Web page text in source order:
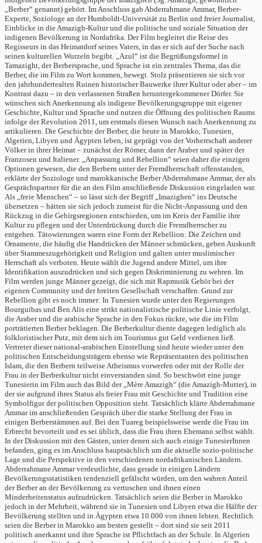
„Berber“ genannt) gehört. Im Anschluss gab Abderrahmane Ammar, Berber-
Experte, Soziologe an der Humboldt-Universität zu Berlin und freier Journalist,
Einblicke in die Amazigh-Kultur und die politische und soziale Situation der
indigenen Bevölkerung in Nordafrika. Der Film begleitet die Reise des
Regisseurs in das Heimatdorf seines Vaters, in das er sich auf der Suche nach
seinen kulturellen Wurzeln begibt. „Azul“ ist die Begrüßungsformel in
Tamazight, der Berbersprache, und Sprache ist ein zentrales Thema, das die
Berber, die im Film zu Wort kommen, bewegt. Stolz präsentieren sie sich vor
den jahrhundertealten Ruinen historischer Bauwerke ihrer Kultur oder aber – im
Kontrast dazu – in den verlassenen Straßen heruntergekommener Dörfer. Sie
wünschen sich Anerkennung als indigene Bevölkerungsgruppe mit eigener
Geschichte, Kultur und Sprache und nutzen die Öffnung des politischen Raums
infolge der Revolution 2011, um erstmals diesen Wunsch nach Anerkennung zu
artikulieren. Die Geschichte der Berber, die heute in Marokko, Tunesien,
Algerien, Libyen und Ägypten leben, ist geprägt von der Vorherrschaft anderer
Völker in ihrer Heimat – zunächst der Römer, dann der Araber und später der
Franzosen und Italiener. „Anpassung und Rebellion“ seien daher die einzigen
Optionen gewesen, die den Berbern unter der Fremdherrschaft offenstanden,
erklärte der Soziologe und marokkanische Berber Abderrahmane Ammar, der als
Gesprächspartner für die an den Film anschließende Diskussion eingeladen war.
Als „freie Menschen“ – so lässt sich der Begriff „Imazighen“ ins Deutsche
übersetzen – hätten sie sich jedoch zumeist für die Nicht-Anpassung und den
Rückzug in die Gebirgsregionen entschieden, um im Kreis der Familie ihre
Kultur zu pflegen und der Unterdrückung durch die Fremdherrscher zu
entgehen. Tätowierungen waren eine Form der Rebellion: Die Zeichen und
Ornamente, die häufig die Handrücken der Männer schmücken, geben Auskunft
über Stammeszugehörigkeit und Religion und galten unter muslimischer
Herrschaft als verboten. Heute wählt die Jugend andere Mittel, um ihre
Identifikation auszudrücken und sich gegen Diskriminierung zu wehren. Im
Film werden junge Männer gezeigt, die sich mit Rapmusik Gehör bei der
eigenen Community und der breiten Gesellschaft verschaffen. Grund zur
Rebellion gibt es noch immer: In Tunesien wurde unter den Regierungen
Bourguibas und Ben Alis eine strikt nationalistische politische Linie verfolgt,
die Araber und die arabische Sprache in den Fokus rückte, wie die im Film
porträtierten Berber beklagen. Die Berberkultur diente dagegen lediglich als
folkloristischer Putz, mit dem sich im Tourismus gut Geld verdienen ließ.
Vertreter dieser national-arabischen Einstellung sind heute wieder unter den
politischen Entscheidungsträgern ebenso wie Repräsentanten des politischen
Islam, die den Berbern teilweise Atheismus vorwerfen oder mit der Rolle der
Frau in der Berberkultur nicht einverstanden sind. So beschwört eine junge
Tunesierin im Film auch das Bild der „Mère Amazigh“ (die Amazigh-Mutter), in
der sie aufgrund ihres Status als freier Frau mit Geschichte und Tradition eine
Symbolfigur der politischen Opposition sieht. Tatsächlich klärte Abderrahmane
Ammar im anschließenden Gespräch über die starke Stellung der Frau in
einigen Berberstämmen auf. Bei den Tuareg beispielsweise werde die Frau im
Erbrecht bevorteilt und es sei üblich, dass die Frau ihren Ehemann selbst wählt.
In der Diskussion mit den Gästen, unter denen sich auch einige TunesierInnen
befanden, ging es im Anschluss hauptsächlich um die aktuelle sozio-politische
Lage und die Perspektive in den verschiedenen nordafrikanischen Ländern.
Abderrahmane Ammar verdeutlichte, dass gerade in einigen Ländern
Bevölkerungsstatistiken tendenziell gefälscht würden, um den wahren Anteil
der Berber an der Bevölkerung zu vertuschen und ihnen einen
Minderheitenstatus aufzudrücken. Tatsächlich seien die Berber in Marokko
jedoch in der Mehrheit, während sie in Tunesien und Libyen etwa die Hälfte der
Bevölkerung stellten und in Ägypten etwa 10.000 von ihnen lebten. Rechtlich
seien die Berber in Marokko am besten gestellt – dort sind sie seit 2011
politisch anerkannt und ihre Sprache ist Pflichtfach an der Schule. In Algerien